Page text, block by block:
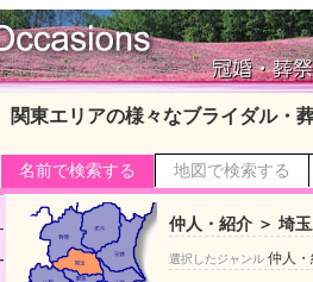
関東エリアの様々なブライダル・
名前で検索する 地図で検索する
仲人・紹介 ＞ 埼
選択したジャンル 仲人